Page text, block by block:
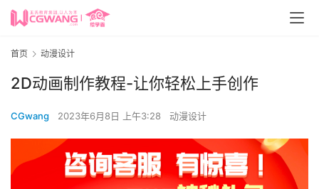
首页 动漫设计
2D动画制作教程-让你轻松上手创作
CGwang 2023年6月8日 上午3:28 动漫设计